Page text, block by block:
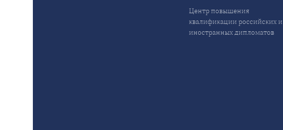
Центр повышения
квалификации российских и
иностранных дипломатов